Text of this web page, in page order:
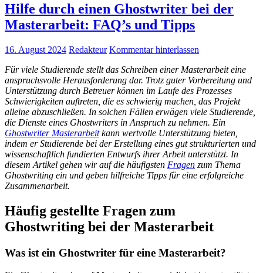
Hilfe durch einen Ghostwriter bei der
Masterarbeit: FAQ’s und Tipps
16. August 2024 Redakteur Kommentar hinterlassen
Für viele Studierende stellt das Schreiben einer Masterarbeit eine
anspruchsvolle Herausforderung dar. Trotz guter Vorbereitung und
Unterstützung durch Betreuer können im Laufe des Prozesses
Schwierigkeiten auftreten, die es schwierig machen, das Projekt
alleine abzuschließen. In solchen Fällen erwägen viele Studierende,
die Dienste eines Ghostwriters in Anspruch zu nehmen. Ein
Ghostwriter Masterarbeitkann wertvolle Unterstützung bieten,
indem er Studierende bei der Erstellung eines gut strukturierten und
wissenschaftlich fundierten Entwurfs ihrer Arbeit unterstützt. In
diesem Artikel gehen wir auf die häufigsten Fragen zum Thema
Ghostwriting ein und geben hilfreiche Tipps für eine erfolgreiche
Zusammenarbeit.
Häufig gestellte Fragen zum
Ghostwriting bei der Masterarbeit
Was ist ein Ghostwriter für eine Masterarbeit?